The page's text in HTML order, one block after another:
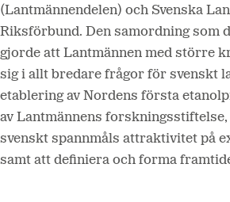
(Lantmännendelen) och Svenska
Riksförbund. Den samordning som
gjorde att Lantmännen med större
sig i allt bredare frågor för svenskt
etablering av Nordens första
av Lantmännens
svenskt spannmåls attraktivitet på
samt att definiera och forma